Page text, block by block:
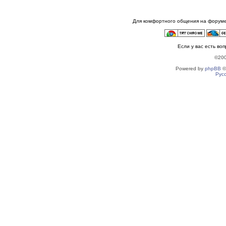
Для комфортного общения на
Если у вас есть
Powered by phpBB